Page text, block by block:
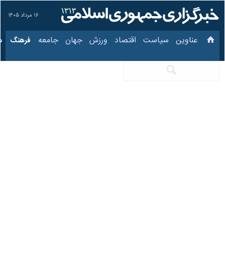
۱۶ مرداد ۱۴۰۵
عناوین‌ سیاست اقتصاد ورزش جهان جامعه فرهنگ